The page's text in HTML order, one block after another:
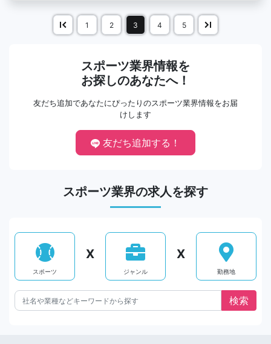
1 2 3 4 5
スポーツ業界情報を
お探しのあなたへ！
友だち追加であなたにぴったりのスポーツ業界情報をお届
けします
友だち追加する！
スポーツ業界の求人を探す
スポーツ
X
ジャンル
X
勤務地